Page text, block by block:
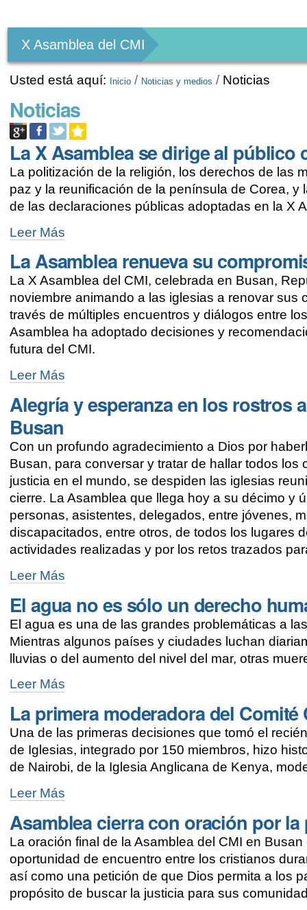
Personales
X Asamblea del CMI
Usted está aquí: Inicio / Noticias y medios / Noticias
Noticias
La X Asamblea se dirige al público
La politización de la religión, los derechos de las
paz y la reunificación de la península de Corea,
de las declaraciones públicas adoptadas en la X
La
X
Asamblea
se
dirige
al
público
contemporáneo
-
Leer Más
La Asamblea renueva su
La X Asamblea del CMI, celebrada en Busan,
noviembre animando a las iglesias a renovar sus
través de múltiples encuentros y diálogos entre
Asamblea ha adoptado decisiones y
futura del CMI.
La
Asamblea
renueva
su
compromiso
con
la
justicia
y
la
paz
-
Leer Más
Alegría y esperanza en los rostros
Busan
Con un profundo agradecimiento a Dios por
Busan, para conversar y tratar de hallar todos
justicia en el mundo, se despiden las iglesias
cierre. La Asamblea que llega hoy a su décimo y
personas, asistentes, delegados, entre jóvenes,
discapacitados, entre otros, de todos los lugares
actividades realizadas y por los retos trazados
Alegría
y
esperanza
en
los
rostros
final
la
de
Busan
Leer Más
El agua no es sólo un derecho
El agua es una de las grandes problemáticas a
Mientras algunos países y ciudades luchan
lluvias o del aumento del nivel del mar, otras
El
agua
no
es
sólo
un
derecho
humano,
un
de
Dios
Leer Más
La primera moderadora del Comité
Una de las primeras decisiones que tomó el
de Iglesias, integrado por 150 miembros, hizo
de Nairobi, de la Iglesia Anglicana de Kenya,
La
primera
moderadora
del
Comité
Central
del
CMI
es
Leer Más
Asamblea cierra con oración por la
La oración final de la Asamblea del CMI en
oportunidad de encuentro entre los cristianos
así como una petición de que Dios permita a los
propósito de buscar la justicia para sus